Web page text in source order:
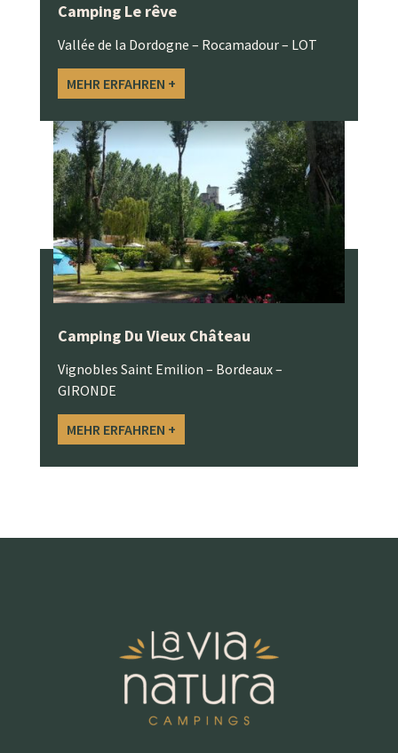
Camping Le rêve
Vallée de la Dordogne – Rocamadour – LOT
MEHR ERFAHREN +
Camping Du Vieux Château
Vignobles Saint Emilion – Bordeaux –
GIRONDE
MEHR ERFAHREN +